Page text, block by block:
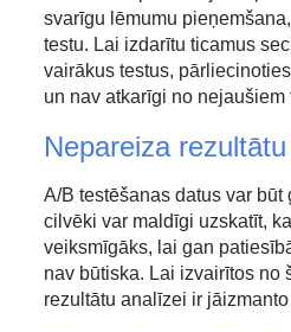
svarīgu lēmumu
testu. Lai izdarītu ticamus
vairākus testus,
un nav atkarīgi no nejaušiem
Nepareiza
A/B testēšanas datus var būt
cilvēki var maldīgi uzskatīt,
veiksmīgāks, lai gan
nav būtiska. Lai izvairītos no
rezultātu analīzei ir